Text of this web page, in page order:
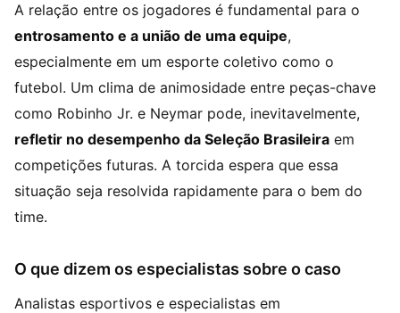
A relação entre os jogadores é fundamental para o
entrosamento e a união de uma equipe,
especialmente em um esporte coletivo como o
futebol. Um clima de animosidade entre peças-chave
como Robinho Jr. e Neymar pode, inevitavelmente,
refletir no desempenho da Seleção Brasileira em
competições futuras. A torcida espera que essa
situação seja resolvida rapidamente para o bem do
time.
O que dizem os especialistas sobre o caso
Analistas esportivos e especialistas em